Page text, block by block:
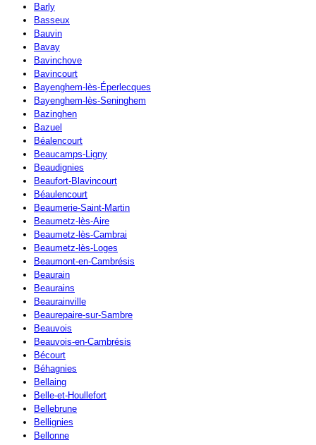
Barly
Basseux
Bauvin
Bavay
Bavinchove
Bavincourt
Bayenghem-lès-Éperlecques
Bayenghem-lès-Seninghem
Bazinghen
Bazuel
Béalencourt
Beaucamps-Ligny
Beaudignies
Beaufort-Blavincourt
Béaulencourt
Beaumerie-Saint-Martin
Beaumetz-lès-Aire
Beaumetz-lès-Cambrai
Beaumetz-lès-Loges
Beaumont-en-Cambrésis
Beaurain
Beaurains
Beaurainville
Beaurepaire-sur-Sambre
Beauvois
Beauvois-en-Cambrésis
Bécourt
Béhagnies
Bellaing
Belle-et-Houllefort
Bellebrune
Bellignies
Bellonne